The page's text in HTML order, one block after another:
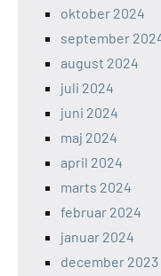
oktober 2024
september
august 2024
juli 2024
juni 2024
maj 2024
april 2024
marts 2024
februar 2024
januar 2024
december 2023